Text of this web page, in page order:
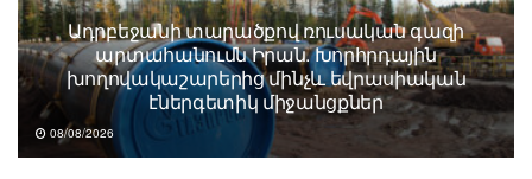
Ադրբեջանի տարածքով ռուսական գազի
արտահանումն Իրան. Խորհրդային
խողովակաշարերից մինչև եվրասիական
էներգետիկ միջանցքներ
08/08/2026